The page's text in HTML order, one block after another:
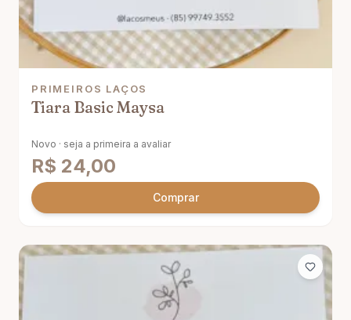
PRIMEIROS LAÇOS
Tiara Basic Maysa
Novo · seja a primeira a avaliar
R$ 24,00
Comprar